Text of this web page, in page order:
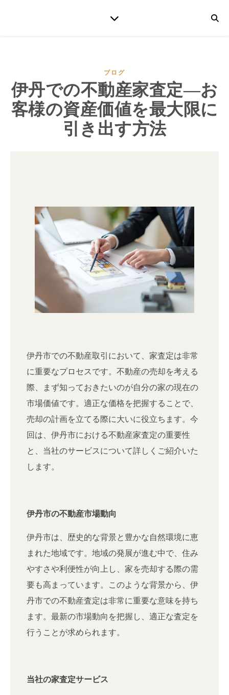
ブログ
伊丹での不動産家査定―お
客様の資産価値を最大限に
引き出す方法
伊丹市での不動産取引において、家査定は非常
に重要なプロセスです。不動産の売却を考える
際、まず知っておきたいのが自分の家の現在の
市場価値です。適正な価格を把握することで、
売却の計画を立てる際に大いに役立ちます。今
回は、伊丹市における不動産家査定の重要性
と、当社のサービスについて詳しくご紹介いた
します。
伊丹市の不動産市場動向
伊丹市は、歴史的な背景と豊かな自然環境に恵
まれた地域です。地域の発展が進む中で、住み
やすさや利便性が向上し、家を売却する際の需
要も高まっています。このような背景から、伊
丹市での不動産査定は非常に重要な意味を持ち
ます。最新の市場動向を把握し、適正な査定を
行うことが求められます。
当社の家査定サービス